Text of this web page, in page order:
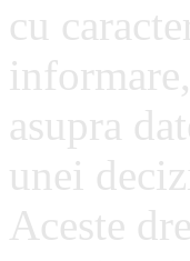
cu
asupra
unei
Aceste